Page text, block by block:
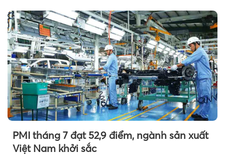
PMI tháng 7 đạt 52,9 điểm, ngành sản xuất
Việt Nam khởi sắc